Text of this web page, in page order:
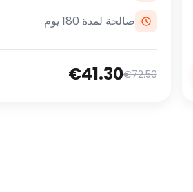
صالحة لمدة 180 يوم
€72.50
€41.30